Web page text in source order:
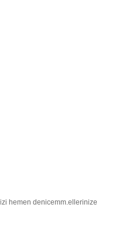
hemen denicemm.ellerinize